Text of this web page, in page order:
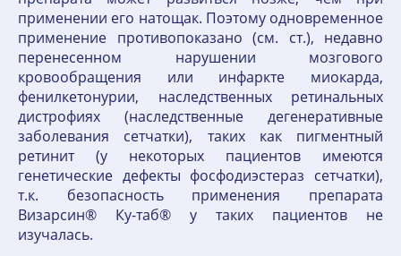
применении его натощак. Поэтому одновременное
применение противопоказано (см. ст.), недавно
перенесенном нарушении мозгового
кровообращения или инфаркте миокарда,
фенилкетонурии, наследственных ретинальных
дистрофиях (наследственные дегенеративные
заболевания сетчатки), таких как пигментный
ретинит (у некоторых пациентов имеются
генетические дефекты фосфодиэстераз сетчатки),
т.к. безопасность применения препарата
Визарсин® Ку-таб® у таких пациентов не
изучалась.